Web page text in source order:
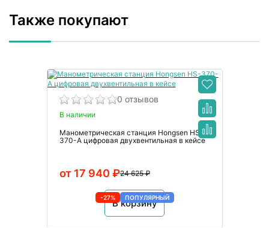
Также покупают
0 отзывов
В наличии
Манометрическая станция Hongsen HS-
370-A цифровая двухвентильная в кейсе
24 625 ₽
от 17 940 ₽
В корзину
-27% ПОПУЛЯРНЫЙ